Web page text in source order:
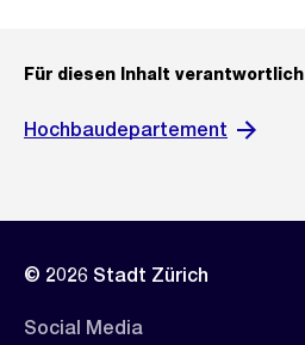
Für diesen Inhalt verantwortlich
Hochbaudepartement
© 2026 Stadt Zürich
Social Media